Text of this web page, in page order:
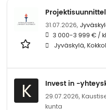
31.07.2026,
3 000-3 999 € /
Jyväskylä,
K Invest in -
29.07.2026,
kunta